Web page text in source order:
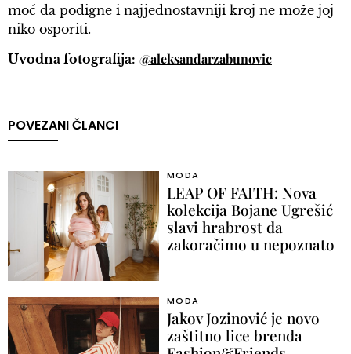
moć da podigne i najjednostavniji kroj ne može joj
niko osporiti.
Uvodna fotografija: @aleksandarzabunovic
POVEZANI ČLANCI
MODA
LEAP OF FAITH: Nova
kolekcija Bojane Ugrešić
slavi hrabrost da
zakoračimo u nepoznato
MODA
Jakov Jozinović je novo
zaštitno lice brenda